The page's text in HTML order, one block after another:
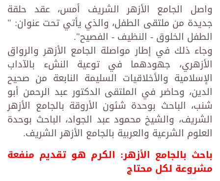
واصل الجامع الأزهر الشريف أمس، عقد حلقة
جديدة من ملتقى الطفل، والذي يأتي تحت عنوان: "
الطفل الخلوق - النظيف - الفصيح".
وجاء ذلك في إطار مواصلة الجامع الأزهر والرواق
الأزهري، جهودهما في توعية النشء بالآداب
الإسلامية والأخلاقيات السليمة النابعة من صحيح
الدين، وحاضر في الملتقى الدكتور عبد الرحمن أبو
شنب، الباحث بوحدة شئون الأروقة بالجامع الأزهر
الشريف، والشيخ محمود عبد الجواد، الباحث بوحدة
العلوم الشرعية والعربية بالجامع الأزهر الشريف.
باحث بالجامع الأزهر: الكرم هو تقديم منفعة
مشروعة لكل محتاج